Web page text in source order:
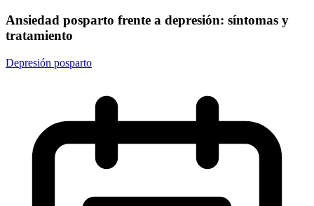
Ansiedad posparto frente a depresión: síntomas y
tratamiento
Depresión posparto